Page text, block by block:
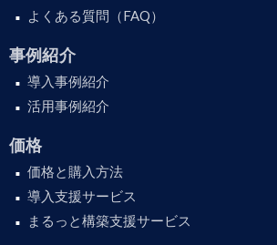
よくある質問（FAQ）
事例紹介
導入事例紹介
活用事例紹介
価格
価格と購入方法
導入支援サービス
まるっと構築支援サービス